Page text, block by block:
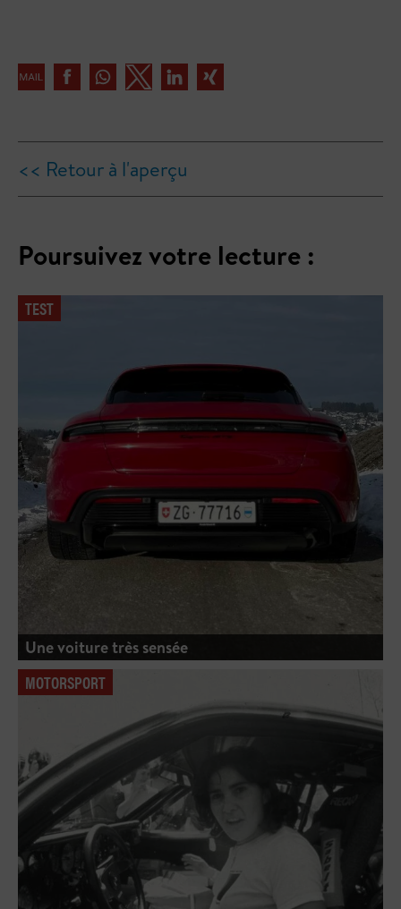
<< Retour à l'aperçu
Poursuivez votre lecture :
TEST
Une voiture très sensée
MOTORSPORT